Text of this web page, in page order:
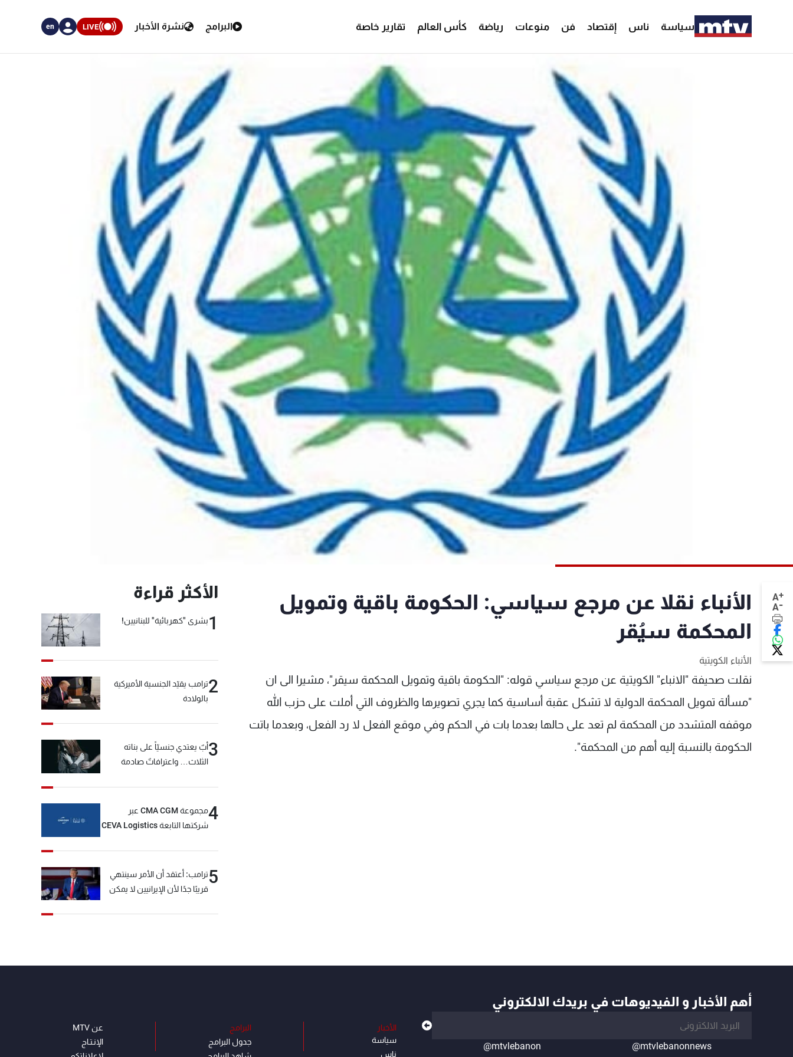
سياسة ناس إقتصاد فن منوعات رياضة كأس العالم تقارير خاصة البرامج نشرة الأخبار LIVE
en
A+
A-
الأنباء نقلا عن مرجع سياسي: الحكومة باقية وتمويل
المحكمة سيُقر
الأنباء الكويتية
نقلت صحيفة "الانباء" الكويتية عن مرجع سياسي قوله: "الحكومة باقية وتمويل المحكمة سيقر"، مشيرا الى ان
"مسألة تمويل المحكمة الدولية لا تشكل عقبة أساسية كما يجري تصويرها والظروف التي أملت على حزب الله
موقفه المتشدد من المحكمة لم تعد على حالها بعدما بات في الحكم وفي موقع الفعل لا رد الفعل، وبعدما باتت
الحكومة بالنسبة إليه أهم من المحكمة".
الأكثر قراءة
1بشرى "كهربائية" للبنانيين!
2ترامب يقيّد الجنسية الأميركية
بالولادة
3أبٌ يعتدي جنسيّاً على بناته
الثلاث… واعترافاتٌ صادمة
4
مجموعة CMA CGM عبر
شركتها التابعة CEVA Logistics
5ترامب: أعتقد أن الأمر سينتهي
قريبًا جدًا لأن الإيرانيين لا يمكن
أهم الأخبار و الفيديوهات في بريدك الالكتروني
@mtvlebanonnews
@mtvlebanon
الأخبار
سياسة
ناس
البرامج
جدول البرامج
عن MTV
الإنـتـاج